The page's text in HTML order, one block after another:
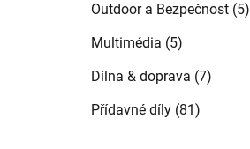
Outdoor a Bezpečnost (5)
Multimédia (5)
Dílna & doprava (7)
Přídavné díly (81)